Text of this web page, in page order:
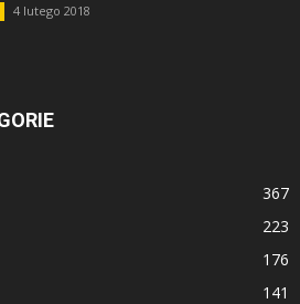
4 lutego 2018
367
223
176
141